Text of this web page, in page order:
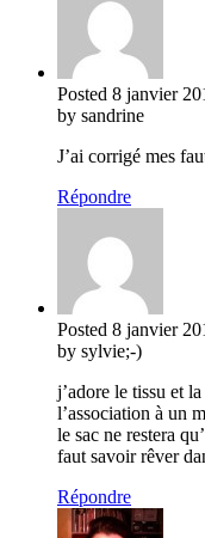
Posted 8 janvier
by sandrine
J’ai corrigé mes
Répondre
Posted 8 janvier
by sylvie;-)
j’adore le tissu et
l’association à un
le sac ne restera
faut savoir rêver
Répondre